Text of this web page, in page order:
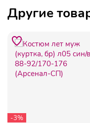
Другие
-3%